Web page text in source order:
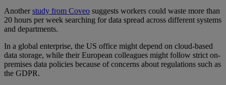
Anotherstudy from Coveo suggests workers could waste more than
20 hours per week searching for data spread across different systems
and departments.
In a global enterprise, the US office might depend on cloud-based
data storage, while their European colleagues might follow strict on-
premises data policies because of concerns about regulations such as
the GDPR.